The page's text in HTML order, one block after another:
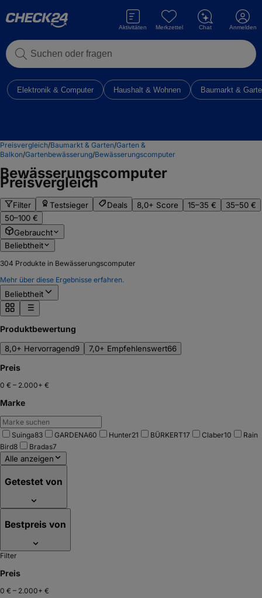
Suchen oder fragen
Aktivitäten Merkzettel Chat Anmelden
Elektronik & Computer Haushalt & Wohnen Baumarkt &
Preisvergleich/Baumarkt & Garten/Garten &
Balkon/Gartenbewässerung/Bewässerungscomputer
Bewässerungscomputer
Preisvergleich
Filter Testsieger Deals 8,0+ Score 15–35 €
35–50 €
50–100 €
Gebraucht
Beliebtheit
304 Produkte in Bewässerungscomputer
Mehr über diese Ergebnisse erfahren.
Beliebtheit
Produktbewertung
8,0+ Hervorragend9 7,0+ Empfehlenswert66
Preis
0 € – 2.000+ €
Marke
Suinga83 GARDENA60 Hunter21 BÜRKERT17 Claber10
Rain
Bird8 Bradas7
Alle anzeigen
Getestet von
Bestpreis von
Filter
Preis
0 € – 2.000+ €